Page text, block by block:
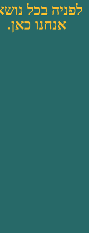
בכל נושא,
אנחנו כאן.